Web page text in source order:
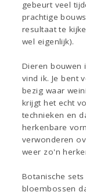
gebeurt veel
prachtige
resultaat te
wel eigenlijk).
Dieren bouwen
vind ik. Je bent
bezig waar
krijgt het echt
technieken en
herkenbare
verwonderen
weer zo'n
Botanische
bloembossen